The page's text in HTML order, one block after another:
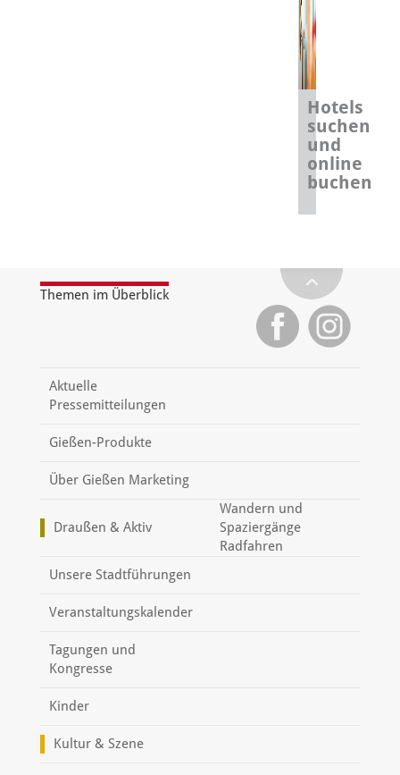
Hotels
suchen
und
online
buchen
Themen im Überblick
Aktuelle
Pressemitteilungen
Gießen-Produkte
Über Gießen Marketing
Draußen & Aktiv
Wandern und
Spaziergänge
Radfahren
Unsere Stadtführungen
Veranstaltungskalender
Tagungen und
Kongresse
Kinder
Kultur & Szene